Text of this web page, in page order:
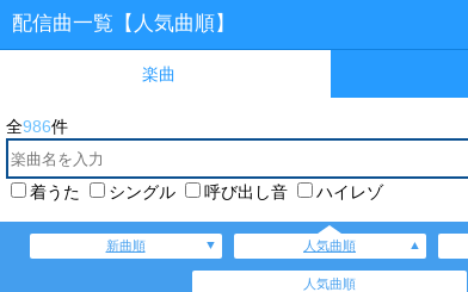
配信曲一覧【人気曲順】
楽曲
全986件
着うた シングル 呼び出し音 ハイレゾ
新曲順 人気曲順
人気曲順